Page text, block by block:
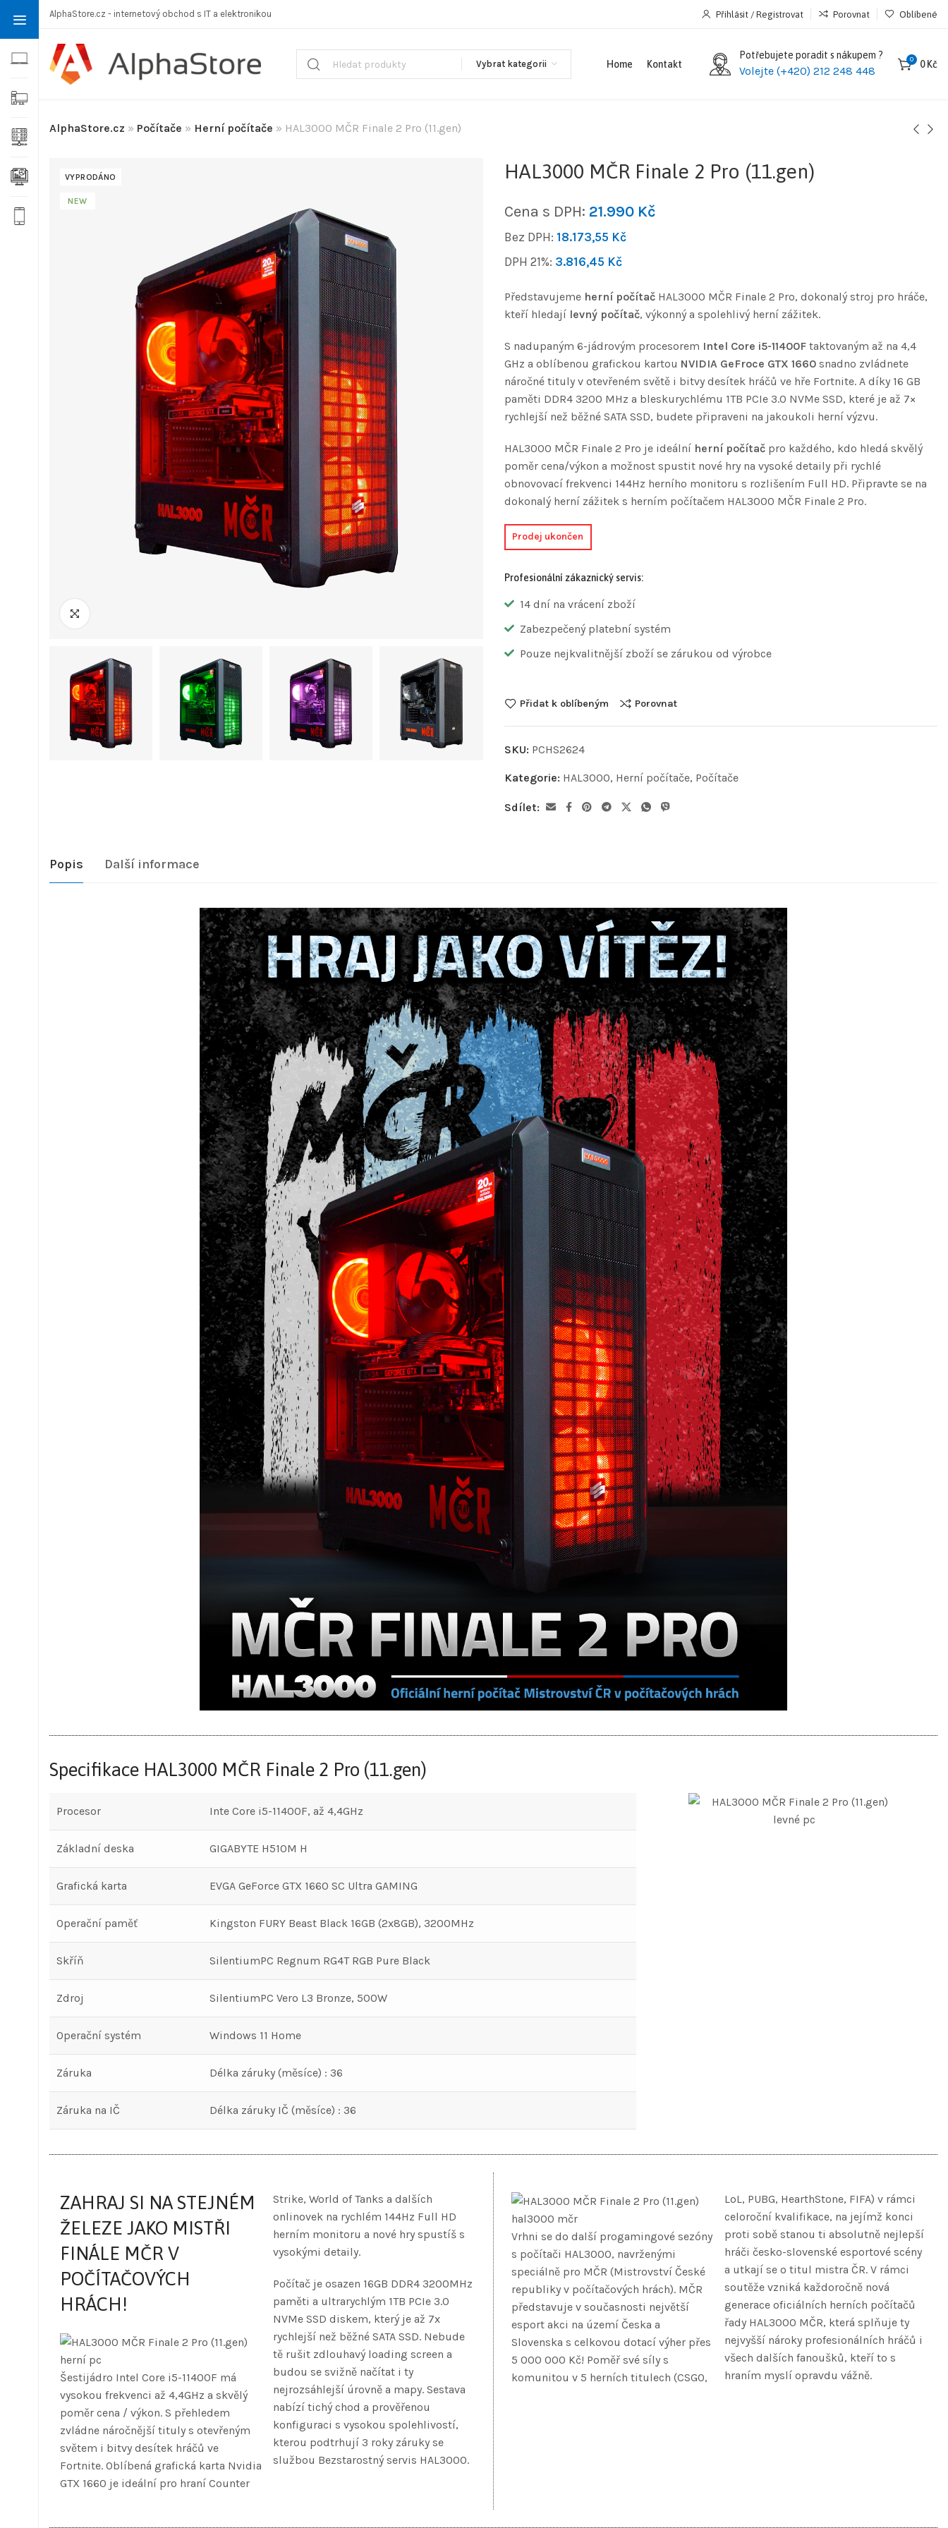
AlphaStore.cz - internetový obchod s IT a elektronikou Přihlásit / Registrovat Porovnat Oblíbené
Vybrat kategorii Home Kontakt
Potřebujete poradit s nákupem ?
Volejte (+420) 212 248 448
0 0 Kč
AlphaStore.cz » Počítače » Herní počítače » HAL3000 MČR Finale 2 Pro (11.gen)
VYPRODÁNO
NEW
HAL3000 MČR Finale 2 Pro (11.gen)
Cena s DPH: 21.990 Kč
Bez DPH: 18.173,55 Kč
DPH 21%: 3.816,45 Kč
Představujeme herní počítačHAL3000 MČR Finale 2 Pro, dokonalý stroj pro hráče,
kteří hledají levný počítač, výkonný a spolehlivý herní zážitek.
S nadupaným 6-jádrovým procesorem Intel Core i5-11400Ftaktovaným až na 4,4
GHz a oblíbenou grafickou kartou NVIDIA GeFroce GTX 1660snadno zvládnete
náročné tituly v otevřeném světě i bitvy desítek hráčů ve hře Fortnite. A díky 16 GB
paměti DDR4 3200 MHz a bleskurychlému 1TB PCIe 3.0 NVMe SSD, které je až 7×
rychlejší než běžné SATA SSD, budete připraveni na jakoukoli herní výzvu.
HAL3000 MČR Finale 2 Pro je ideální herní počítačpro každého, kdo hledá skvělý
poměr cena/výkon a možnost spustit nové hry na vysoké detaily při rychlé
obnovovací frekvenci 144Hz herního monitoru s rozlišením Full HD. Připravte se na
dokonalý herní zážitek s herním počítačem HAL3000 MČR Finale 2 Pro.
Prodej ukončen
Profesionální zákaznický servis:
14 dní na vrácení zboží
Zabezpečený platební systém
Pouze nejkvalitnější zboží se zárukou od výrobce
Přidat k oblíbeným Porovnat
SKU: PCHS2624
Kategorie: HAL3000, Herní počítače, Počítače
Sdílet:
Popis Další informace
Specifikace HAL3000 MČR Finale 2 Pro (11.gen)
Procesor Inte Core i5-11400F, až 4,4GHz
Základní deska GIGABYTE H510M H
Grafická karta EVGA GeForce GTX 1660 SC Ultra GAMING
Operační paměť Kingston FURY Beast Black 16GB (2x8GB), 3200MHz
Skříň SilentiumPC Regnum RG4T RGB Pure Black
Zdroj SilentiumPC Vero L3 Bronze, 500W
Operační systém Windows 11 Home
Záruka Délka záruky (měsíce) : 36
Záruka na IČ Délka záruky IČ (měsíce) : 36
ZAHRAJ SI NA STEJNÉM
ŽELEZE JAKO MISTŘI
FINÁLE MČR V
POČÍTAČOVÝCH
HRÁCH!
Šestijádro Intel Core i5-11400F má
vysokou frekvenci až 4,4GHz a skvělý
poměr cena / výkon. S přehledem
zvládne náročnější tituly s otevřeným
světem i bitvy desítek hráčů ve
Fortnite. Oblíbená grafická karta Nvidia
GTX 1660 je ideální pro hraní Counter
Strike, World of Tanks a dalších
onlinovek na rychlém 144Hz Full HD
herním monitoru a nové hry spustíš s
vysokými detaily.
Počítač je osazen 16GB DDR4 3200MHz
paměti a ultrarychlým 1TB PCIe 3.0
NVMe SSD diskem, který je až 7x
rychlejší než běžné SATA SSD. Nebude
tě rušit zdlouhavý loading screen a
budou se svižně načítat i ty
nejrozsáhlejší úrovně a mapy. Sestava
nabízí tichý chod a prověřenou
konfiguraci s vysokou spolehlivostí,
kterou podtrhují 3 roky záruky se
službou Bezstarostný servis HAL3000.
Vrhni se do další progamingové sezóny
s počítači HAL3000, navrženými
speciálně pro MČR (Mistrovství České
republiky v počítačových hrách). MČR
představuje v současnosti největší
esport akci na území Česka a
Slovenska s celkovou dotací výher přes
5 000 000 Kč! Poměř své síly s
komunitou v 5 herních titulech (CSGO,
LoL, PUBG, HearthStone, FIFA) v rámci
celoroční kvalifikace, na jejímž konci
proti sobě stanou ti absolutně nejlepší
hráči česko-slovenské esportové scény
a utkají se o titul mistra ČR. V rámci
soutěže vzniká každoročně nová
generace oficiálních herních počítačů
řady HAL3000 MČR, která splňuje ty
nejvyšší nároky profesionálních hráčů i
všech dalších fanoušků, kteří to s
hraním myslí opravdu vážně.